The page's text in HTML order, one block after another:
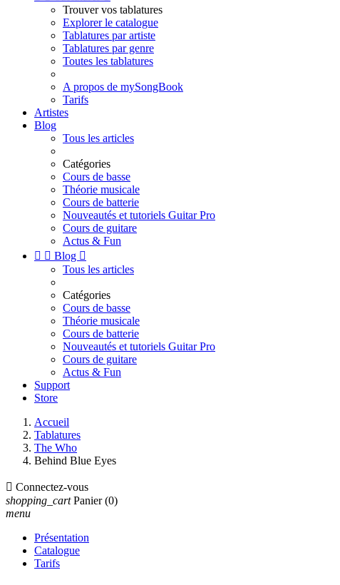
Trouver vos tablatures
Explorer le catalogue
Tablatures par artiste
Tablatures par genre
Toutes les tablatures
A propos de mySongBook
Tarifs
Artistes
Blog
Tous les articles
Catégories
Cours de basse
Théorie musicale
Cours de batterie
Nouveautés et tutoriels Guitar Pro
Cours de guitare
Actus & Fun
  Blog 
Tous les articles
Catégories
Cours de basse
Théorie musicale
Cours de batterie
Nouveautés et tutoriels Guitar Pro
Cours de guitare
Actus & Fun
Support
Store
Accueil
Tablatures
The Who
Behind Blue Eyes
 Connectez-vous
shopping_cart Panier (0)
menu
Présentation
Catalogue
Tarifs